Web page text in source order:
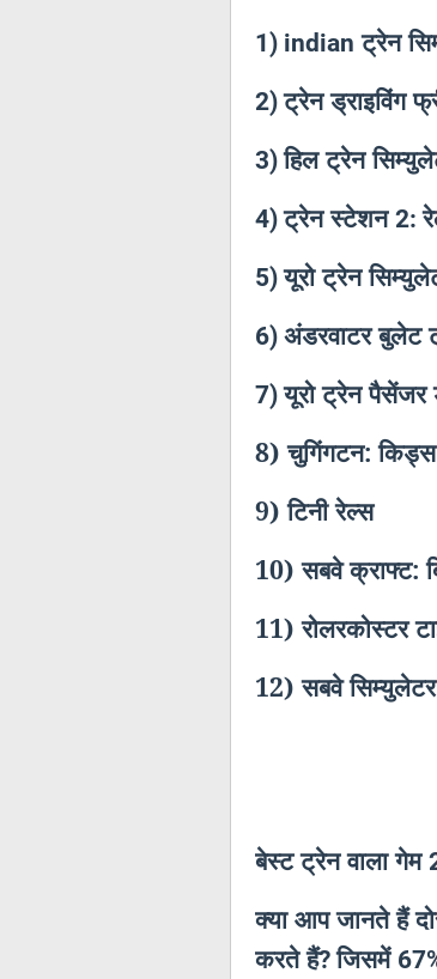
1) indian ट्रेन
2)ट्रेन ड्राइविंग
3)हिल ट्रेन
4)ट्रेन स्टेशन 2:
5)यूरो ट्रेन
6) अंडरवाटर बुलेट
7)यूरो ट्रेन पैसेंजर
8) चुगिंगटन:
9) टिनी रेल्स
10) सबवे क्राफ्ट:
11) रोलरकोस्टर
12) सबवे
बेस्ट ट्रेन वाला गेम
क्या आप जानते हैं
करते हैं?जिसमें